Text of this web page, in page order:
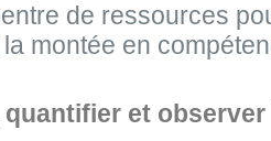
de ressources
montée en
et